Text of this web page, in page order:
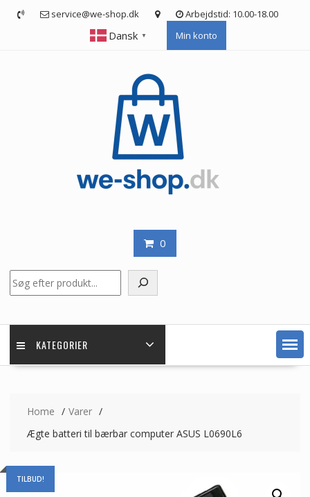
service@we-shop.dk Arbejdstid: 10.00-18.00
Dansk ▼ Min konto
0
KATEGORIER
Home
Varer
Ægte batteri til bærbar computer ASUS L0690L6
TILBUD!